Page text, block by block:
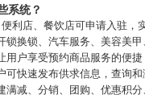
系统？
利店、餐饮店可申请入驻，
锁换锁、汽车服务、美容美
用户享受预约商品服务的便
可快速发布供求信息，查询
减、分销、团购、优惠积分